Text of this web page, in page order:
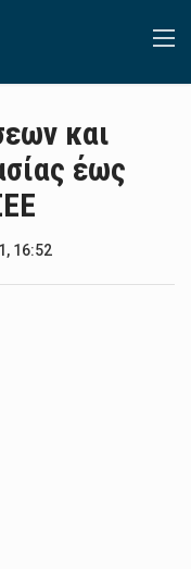
και
έως
16:52